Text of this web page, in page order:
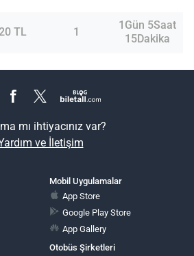
TL 1
1Gün 5Saat
15Dakika
mı ihtiyacınız var?
ve İletişim
Mobil Uygulamalar
App Store
Google Play Store
App Gallery
Otobüs Şirketleri